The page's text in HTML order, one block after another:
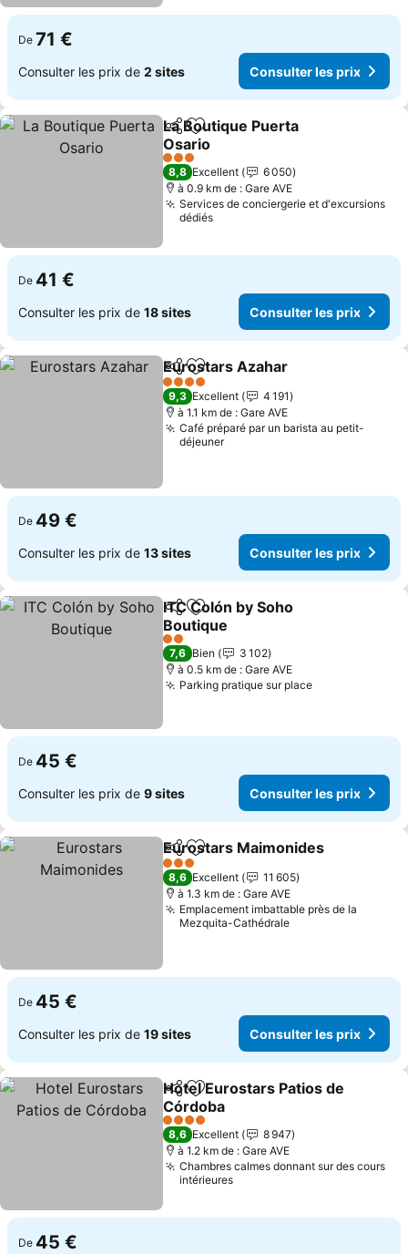
De 71 €
Consulter les prix de 2 sites Consulter les prix
PartagerAjouter à mes favoris
La Boutique Puerta
Osario
3 Étoiles
8,8 Excellent
6 050
à 0.9 km de : Gare AVE
Services de conciergerie et d'excursions
dédiés
De 41 €
Consulter les prix de 18 sites Consulter les prix
PartagerAjouter à mes favoris
Eurostars Azahar
4 Étoiles
9,3 Excellent
4 191
à 1.1 km de : Gare AVE
Café préparé par un barista au petit-
déjeuner
De 49 €
Consulter les prix de 13 sites Consulter les prix
PartagerAjouter à mes favoris
ITC Colón by Soho
Boutique
2 Étoiles
7,6 Bien
3 102
à 0.5 km de : Gare AVE
Parking pratique sur place
De 45 €
Consulter les prix de 9 sites Consulter les prix
PartagerAjouter à mes favoris
Eurostars Maimonides
3 Étoiles
8,6 Excellent
11 605
à 1.3 km de : Gare AVE
Emplacement imbattable près de la
Mezquita-Cathédrale
De 45 €
Consulter les prix de 19 sites Consulter les prix
PartagerAjouter à mes favoris
Hotel Eurostars Patios de
Córdoba
4 Étoiles
8,6 Excellent
8 947
à 1.2 km de : Gare AVE
Chambres calmes donnant sur des cours
intérieures
De 45 €